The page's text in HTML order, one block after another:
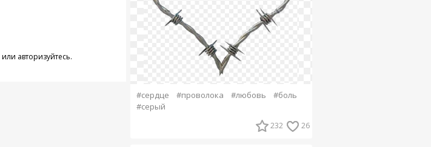
или авторизуйтесь.
#сердце #проволока #любовь
#боль
#серый
232 26